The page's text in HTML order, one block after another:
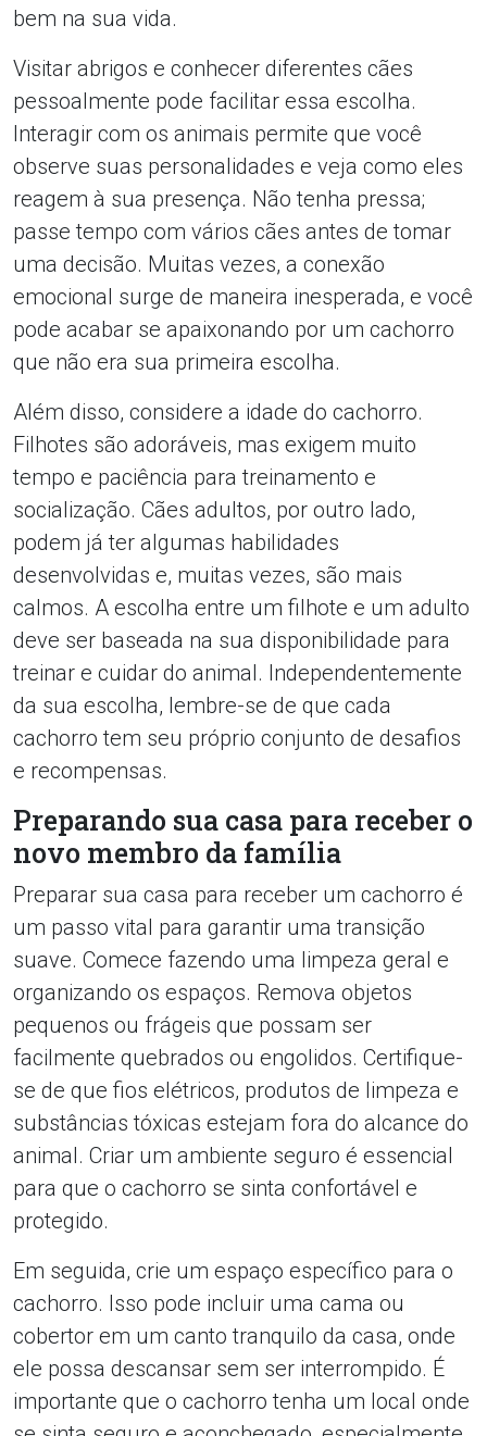
bem na sua vida.
Visitar abrigos e conhecer diferentes cães
pessoalmente pode facilitar essa escolha.
Interagir com os animais permite que você
observe suas personalidades e veja como eles
reagem à sua presença. Não tenha pressa;
passe tempo com vários cães antes de tomar
uma decisão. Muitas vezes, a conexão
emocional surge de maneira inesperada, e você
pode acabar se apaixonando por um cachorro
que não era sua primeira escolha.
Além disso, considere a idade do cachorro.
Filhotes são adoráveis, mas exigem muito
tempo e paciência para treinamento e
socialização. Cães adultos, por outro lado,
podem já ter algumas habilidades
desenvolvidas e, muitas vezes, são mais
calmos. A escolha entre um filhote e um adulto
deve ser baseada na sua disponibilidade para
treinar e cuidar do animal. Independentemente
da sua escolha, lembre-se de que cada
cachorro tem seu próprio conjunto de desafios
e recompensas.
Preparando sua casa para receber o
novo membro da família
Preparar sua casa para receber um cachorro é
um passo vital para garantir uma transição
suave. Comece fazendo uma limpeza geral e
organizando os espaços. Remova objetos
pequenos ou frágeis que possam ser
facilmente quebrados ou engolidos. Certifique-
se de que fios elétricos, produtos de limpeza e
substâncias tóxicas estejam fora do alcance do
animal. Criar um ambiente seguro é essencial
para que o cachorro se sinta confortável e
protegido.
Em seguida, crie um espaço específico para o
cachorro. Isso pode incluir uma cama ou
cobertor em um canto tranquilo da casa, onde
ele possa descansar sem ser interrompido. É
importante que o cachorro tenha um local onde